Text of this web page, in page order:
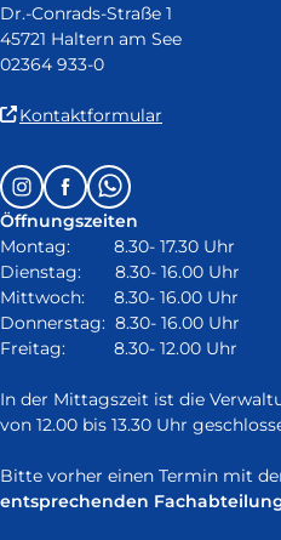
Dr.-Conrads-Straße 1
45721 Haltern am See
02364 933-0
Kontaktformular
in
neuem
Fenster)
Follow
us
on:
InstagramFacebookWhatsapp
Öffnungszeiten
Montag: 8.30- 17.30 Uhr
Dienstag: 8.30- 16.00 Uhr
Mittwoch: 8.30- 16.00 Uhr
Donnerstag: 8.30- 16.00 Uhr
Freitag: 8.30- 12.00 Uhr
In der Mittagszeit ist die
von 12.00 bis 13.30 Uhr
Bitte vorher einen Termin mit
entsprechenden